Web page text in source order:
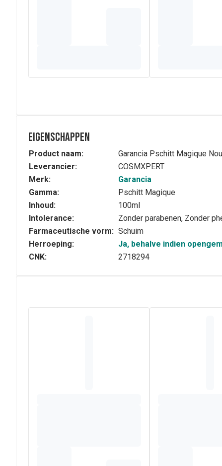
Eigenschappen
Product naam:
Garancia Pschitt Magique
Leverancier:
COSMXPERT
Merk:
Garancia
Gamma:
Pschitt Magique
Inhoud:
100ml
Intolerance:
Zonder parabenen, Zonder
Farmaceutische vorm: Schuim
Herroeping:
Ja, behalve indien
CNK:
2718294